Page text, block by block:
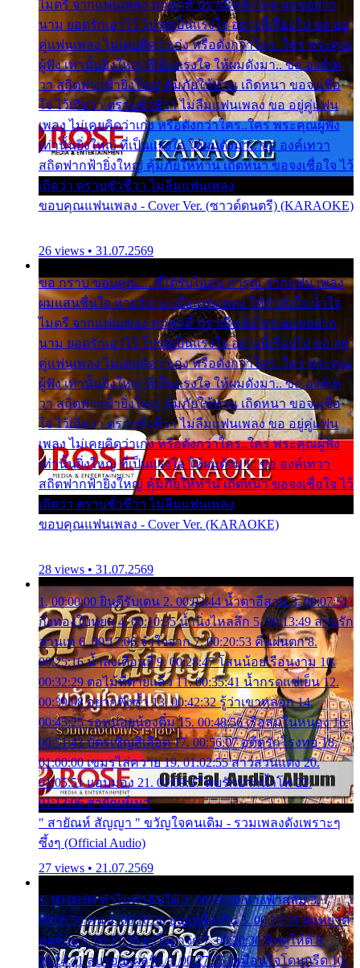
ไมตรี จากแฟนเพลง ทุกทุกที่ ปราณีหลั่งไหล ผมขอฝาก
นาม ยอดรักเอาไว้ โปรดเป็นแรงใจ อย่างนี้เรื่อยไป ขอ อยู่
คู่แฟนเพลง ไม่เคยคิดว่าเก่ง หรือดังกว่าใคร..ใคร พระคุณ
ผู้ฟัง เท่านั้นยิ่งใหญ่ ที่เป็นแรงใจ ให้ผมดังมา.. ขอ องค์เท
วา สถิตฟากฟ้ายิ่งใหญ่ คุ้มภัยให้ท่าน เถิดหนา ขอจงเชื่อ
ใจ ไว้เถิดว่า ตราบชั่วชีวา ไม่ลืมแฟนเพลง ขอ อยู่คู่แฟน
เพลง ไม่เคยคิดว่าเก่ง หรือดังกว่าใคร..ใคร พระคุณผู้ฟัง
เท่านั้นยิ่งใหญ่ ที่เป็นแรงใจ ให้ผมดังมา.. ขอ องค์เทวา
สถิตฟากฟ้ายิ่งใหญ่ คุ้มภัยให้ท่าน เถิดหนา ขอจงเชื่อใจ ไว้
เถิดว่า ตราบชั่วชีวา ไม่ลืมแฟนเพลง
ขอบคุณแฟนเพลง - Cover Ver. (ซาวด์ดนตรี) (KARAOKE)
26 views • 31.07.2569
ขอ กราบ ขอบคุณ.... ที่ได้รับไออุ่น การุณ จากแฟน เพลง
ผมแสนชื่นใจ หายวังเวง เมื่อแฟนเพลง ให้กำลังใจ น้ำใจ
ไมตรี จากแฟนเพลง ทุกทุกที่ ปราณีหลั่งไหล ผมขอฝาก
นาม ยอดรักเอาไว้ โปรดเป็นแรงใจ อย่างนี้เรื่อยไป ขอ อยู่
คู่แฟนเพลง ไม่เคยคิดว่าเก่ง หรือดังกว่าใคร..ใคร พระคุณ
ผู้ฟัง เท่านั้นยิ่งใหญ่ ที่เป็นแรงใจ ให้ผมดังมา.. ขอ องค์เท
วา สถิตฟากฟ้ายิ่งใหญ่ คุ้มภัยให้ท่าน เถิดหนา ขอจงเชื่อ
ใจ ไว้เถิดว่า ตราบชั่วชีวา ไม่ลืมแฟนเพลง ขอ อยู่คู่แฟน
เพลง ไม่เคยคิดว่าเก่ง หรือดังกว่าใคร..ใคร พระคุณผู้ฟัง
เท่านั้นยิ่งใหญ่ ที่เป็นแรงใจ ให้ผมดังมา.. ขอ องค์เทวา
สถิตฟากฟ้ายิ่งใหญ่ คุ้มภัยให้ท่าน เถิดหนา ขอจงเชื่อใจ ไว้
เถิดว่า ตราบชั่วชีวา ไม่ลืมแฟนเพลง
ขอบคุณแฟนเพลง - Cover Ver. (KARAOKE)
28 views • 31.07.2569
1. 00:00:00 ยินดีรับเดน 2. 00:03:44 น้ำตาอีสาน 3. 00:07:51
กิ่งทองใบหยก 4. 00:10:35 น้ำนิ่งไหลลึก 5. 00:13:49 ลานรัก
ลานเท 6. 00:17:06 จำใจจาก 7. 00:20:53 คืนฝนตก 8.
00:25:16 น้ำลงเดือนยี่ 9. 00:28:47 โสนน้อยเรือนงาม 10.
00:32:29 ตอไม้ที่ตายแล้ว 11. 00:35:41 น้ำกรดแช่เย็น 12.
00:39:08 อยากฟังซ้ำ 13. 00:42:32 รู้ว่าเขาหลอก 14.
00:45:25 รอหน่อยน้องติ๋ม 15. 00:48:56 เรือล่มในหนอง 16.
00:51:43 บัตรเชิญสีเลือด 17. 00:56:07 อดีตรักโรงทอ 18.
01:00:00 เขมรไล่ควาย 19. 01:02:55 สาวสวนแตง 20.
01:05:51 แอบมอง 21. 01:09:27 พบรักปากน้ำโพ 22.
01:13:06 สายัณห์เมา
" สายัณห์ สัญญา " ขวัญใจคนเดิม - รวมเพลงดังเพราะๆ
ซึ้งๆ (Official Audio)
27 views • 21.07.2569
1. 00:00:00 ทำไมทำฉันได้ 2. 00:03:20 นางฟ้าสลัม 3.
00:06:50 คน 4. 00:10:36 บุญเหลือเกิน 5. 00:13:58 ฝนหยาด
สุดท้าย 6. 00:17:30 ยาใจยาจก 7. 00:20:30 คิดดูให้ดี 8.
00:24:21 ลบรอยแผลรัก 9. 00:27:35 เหมือนใจโดนกรีด 10.